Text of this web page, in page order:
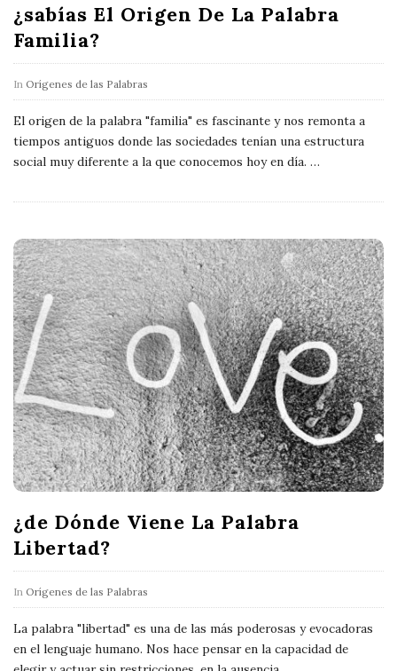
¿sabías El Origen De La Palabra
Familia?
In Orígenes de las Palabras
El origen de la palabra "familia" es fascinante y nos remonta a
tiempos antiguos donde las sociedades tenían una estructura
social muy diferente a la que conocemos hoy en día. …
¿de Dónde Viene La Palabra
Libertad?
In Orígenes de las Palabras
La palabra "libertad" es una de las más poderosas y evocadoras
en el lenguaje humano. Nos hace pensar en la capacidad de